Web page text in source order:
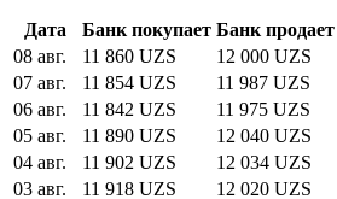
Дата Банк покупает Банк продает
08 авг.
11 860 UZS
12 000 UZS
07 авг.
11 854 UZS
11 987 UZS
06 авг.
11 842 UZS
11 975 UZS
05 авг.
11 890 UZS
12 040 UZS
04 авг.
11 902 UZS
12 034 UZS
03 авг.
11 918 UZS
12 020 UZS